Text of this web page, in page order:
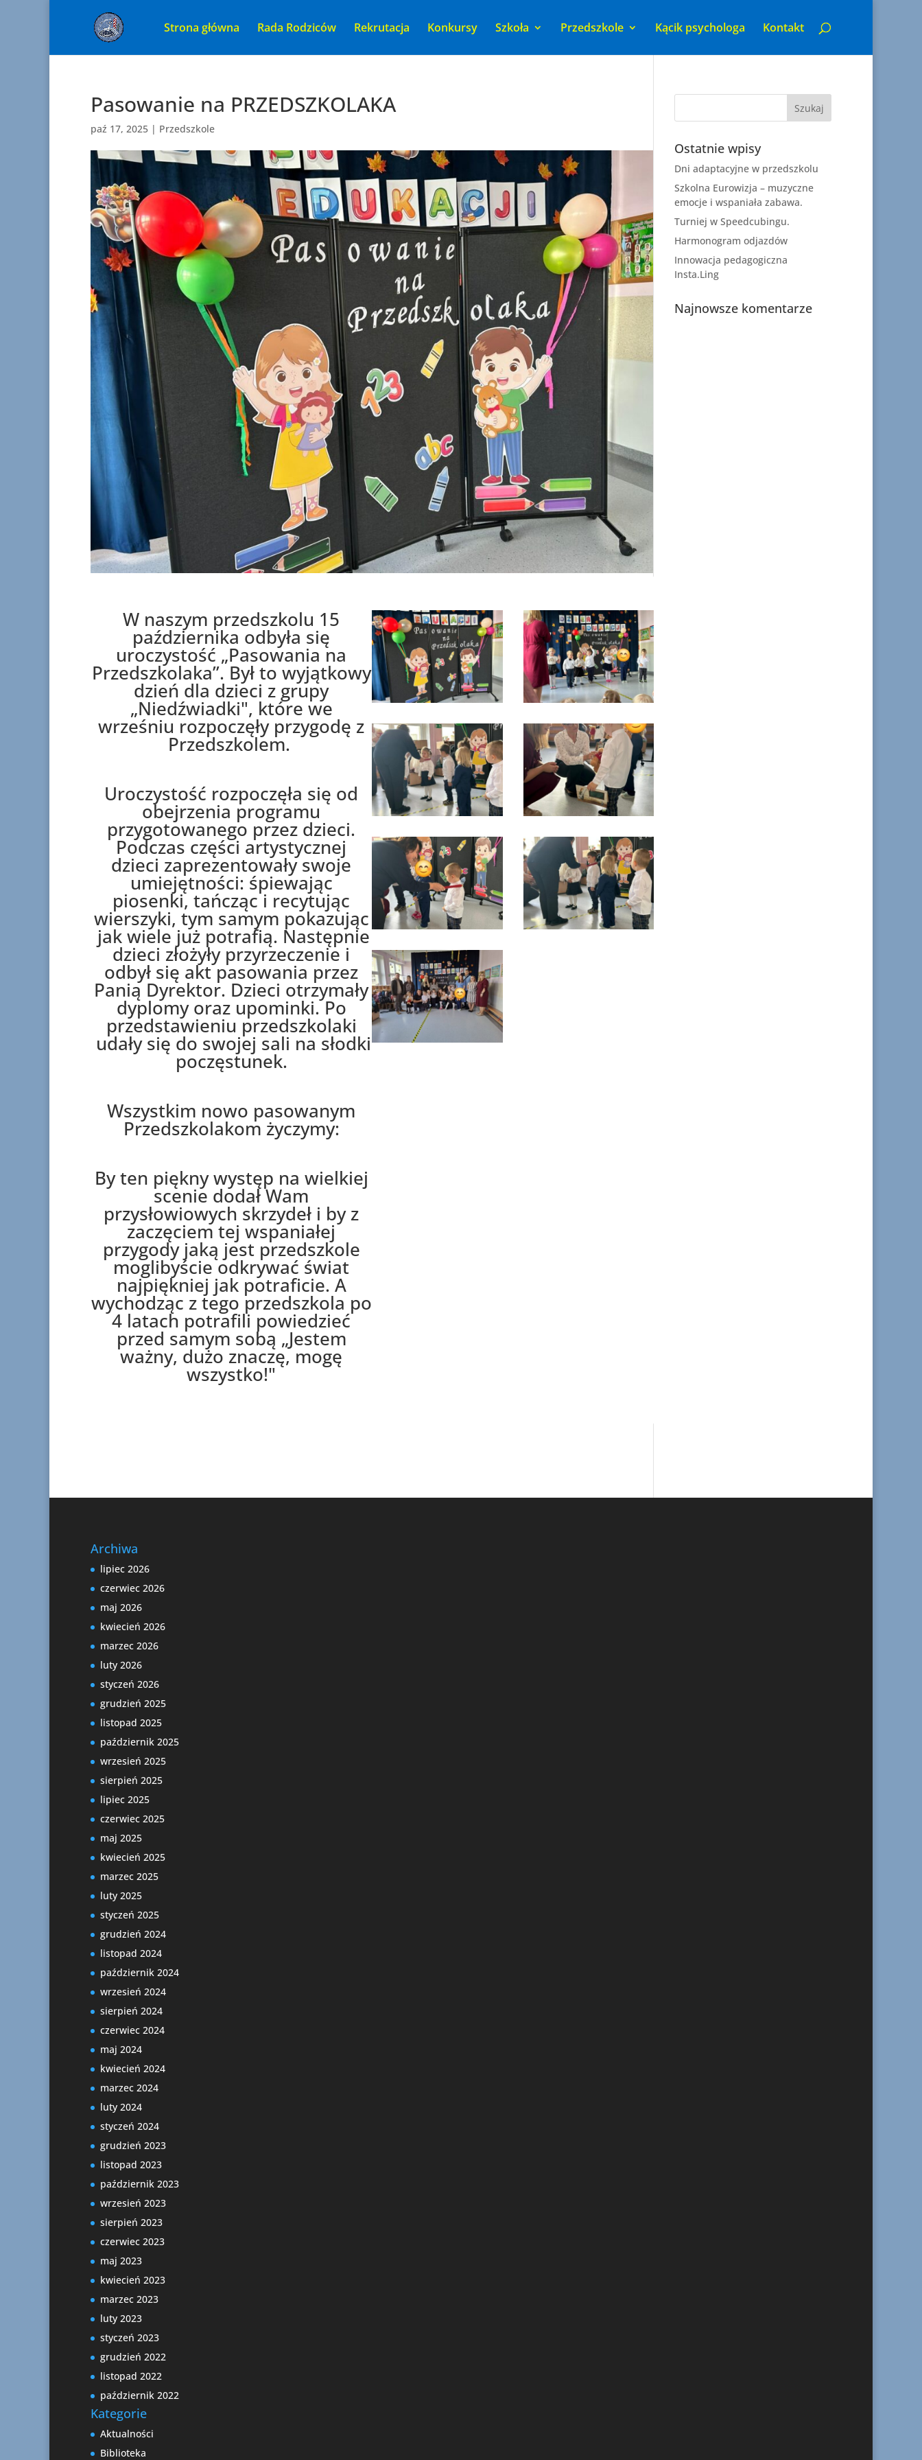
Strona główna Rada Rodziców Rekrutacja Konkursy Szkoła Przedszkole Kącik psychologa Kontakt
Pasowanie na PRZEDSZKOLAKA
paź 17, 2025 | Przedszkole
W naszym przedszkolu 15
października odbyła się
uroczystość „Pasowania na
Przedszkolaka”. Był to wyjątkowy
dzień dla dzieci z grupy
„Niedźwiadki", które we
wrześniu rozpoczęły przygodę z
Przedszkolem.
Uroczystość rozpoczęła się od
obejrzenia programu
przygotowanego przez dzieci.
Podczas części artystycznej
dzieci zaprezentowały swoje
umiejętności: śpiewając
piosenki, tańcząc i recytując
wierszyki, tym samym pokazując
jak wiele już potrafią. Następnie
dzieci złożyły przyrzeczenie i
odbył się akt pasowania przez
Panią Dyrektor. Dzieci otrzymały
dyplomy oraz upominki. Po
przedstawieniu przedszkolaki
udały się do swojej sali na słodki
poczęstunek.
Wszystkim nowo pasowanym
Przedszkolakom życzymy:
By ten piękny występ na wielkiej
scenie dodał Wam
przysłowiowych skrzydeł i by z
zaczęciem tej wspaniałej
przygody jaką jest przedszkole
moglibyście odkrywać świat
najpiękniej jak potraficie. A
wychodząc z tego przedszkola po
4 latach potrafili powiedzieć
przed samym sobą „Jestem
ważny, dużo znaczę, mogę
wszystko!"
Ostatnie wpisy
Dni adaptacyjne w przedszkolu
Szkolna Eurowizja – muzyczne
emocje i wspaniała zabawa.
Turniej w Speedcubingu.
Harmonogram odjazdów
Innowacja pedagogiczna
Insta.Ling
Najnowsze komentarze
Archiwa
lipiec 2026
czerwiec 2026
maj 2026
kwiecień 2026
marzec 2026
luty 2026
styczeń 2026
grudzień 2025
listopad 2025
październik 2025
wrzesień 2025
sierpień 2025
lipiec 2025
czerwiec 2025
maj 2025
kwiecień 2025
marzec 2025
luty 2025
styczeń 2025
grudzień 2024
listopad 2024
październik 2024
wrzesień 2024
sierpień 2024
czerwiec 2024
maj 2024
kwiecień 2024
marzec 2024
luty 2024
styczeń 2024
grudzień 2023
listopad 2023
październik 2023
wrzesień 2023
sierpień 2023
czerwiec 2023
maj 2023
kwiecień 2023
marzec 2023
luty 2023
styczeń 2023
grudzień 2022
listopad 2022
październik 2022
Kategorie
Aktualności
Biblioteka